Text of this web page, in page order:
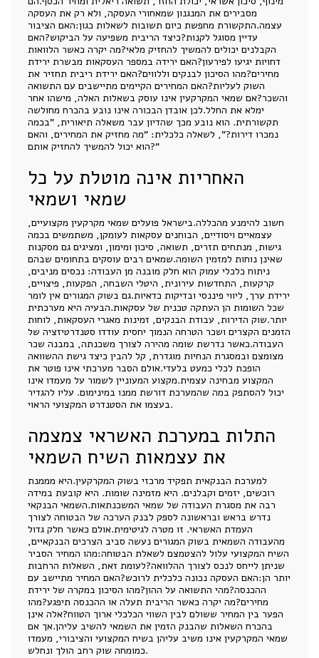
מסבירים את המנגנון שמאחורי העסקה, ולא רק את העסקה
עצמה.התקשורת מחפשת כיום תשובות לשאלות כגון:האם הציבור
עדיין מסוגל לקנות?כיצד הריבית משפיעה על הביקוש?האם
הקבלנים יכולים להמשיך להחזיק מלאי?מה יקרה כאשר הלוואות
דחויות יגיעו לפירעון?האם ירידה במספר העסקאות מבשרת ירידת
מחירים?מהו הסיכון לבנקים וללווים?האם ירידת ריבית תחזיר את
השוק לעליות?האם המחירים הקיימים מתיישבים עם התשואה
והשכר?אם שמאי המקרקעין אינו עוסק בשאלות האלה, מישהו אחר
ימלא את החלל.לכן אובדן הבכורה אינו נובע בהכרח מחולשה
תקשורתית. הוא נובע מכך שהדיון עבר משאלה תיאורית, "בכמה
נמכרו דירות?", לשאלה כלכלית: "מה מחזיק את המחירים, והאם
הוא יכול להמשיך להחזיק אותם?"
האחריות אינה מוטלת על כל
שמאי ושמאי
חשוב להימנע מהכללה.בישראל פועלים שמאי מקרקעין מקצועיים,
עצמאיים ויסודיים, הבוחנים עסקאות לעומקן, משתמשים בכמה
גישות, מנתחים תזרים, תשואה, סיכון ומימון, ומציגים גם מסקנות
שאינן נוחות למזמין השומה.שמאים רבים עוסקים בתחומים שבהם
ניתוח כלכלי עמוק הוא חלק מובנה מן העבודה: נכסים מניבים,
קרקעות, התחדשות עירונית, היטלי השבחה, הפקעות, פיצויים,
ירידת ערך, ליווי פיננסי ובדיקות כדאיות.גם בשוק המגורים אין לומר
שכל השומות הן העתקה טכנית של עסקאות.הבעיה היא מערכתית
יותר.שוק הדירות, עבודת הבנקים, זמינות מאגרי העסקאות, לוחות
הזמנים הקצרים ושכר הטרחה הנמוך יחסית עודדו סטנדרטיזציה של
העבודה.כאשר נדרשת שומה מהירה לצורך משכנתה, במבנה שכר
מצומצם ובמסגרת הנחיות מוגדרת, קל להבין כיצד גישת ההשוואה
הופכת לכלי כמעט בלעדי.אולם הסבר מערכתי אינו פוטר את
המקצוע מבחינה עצמית.מקצוע המעוניין לשמור על מעמדו אינו
יכול להסתפק במה שהמערכת דורשת ממנו במינימום. עליו להגדיר
בעצמו את הסטנדרט המקצועי הראוי.
התלות במערכת האשראי צמצמה
את עצמאות השיח השמאי
למערכת הבנקאית תפקיד מרכזי בשוק המקרקעין.היא מממנת
רוכשים, יזמים וקבלנים. היא מזמינה שומות. היא קובעת במידה
רבה את מסגרת העבודה של שמאי המשכנתאות.השמאי הבנקאי
נדרש בראש ובראשונה לספק לבנק הערכה של הבטוחה לצורך
העמדת האשראי. זו מטרה לגיטימית.אולם כאשר חלק גדול
מהעבודה השמאית בשוק המגורים נעשה סביב הצרכים הבנקאיים,
השיח המקצועי עלול להצטמצם לשאלת הבטוחה:מהו המחיר הסביר
שניתן לייחס לנכס לצורך ההלוואה?לעומת זאת, השאלות הרחבות
יותר הן:האם העסקה נכונה כלכלית לרוכש?האם המחיר מתיישב עם
ההכנסה?מהי התשואה על ההון?מהו הסיכון במקרה של ירידת
מחירים?מה יקרה כאשר הריבית תעלה או ההכנסה תיפגע?מהו
הפער בין המחיר ששולם לבין השווי הכלכלי ארוך הטווח?אלה אינן
בהכרח השאלות שהבנק הזמין את השמאי להשיב עליהן.אך אם
שמאי המקרקעין אינו משיב עליהן בשיח המקצועי והציבורי, מעמדו
כמומחה שוק רחב הולך ונחלש.